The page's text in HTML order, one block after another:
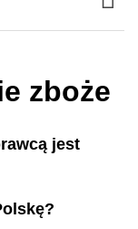
zboże
jest